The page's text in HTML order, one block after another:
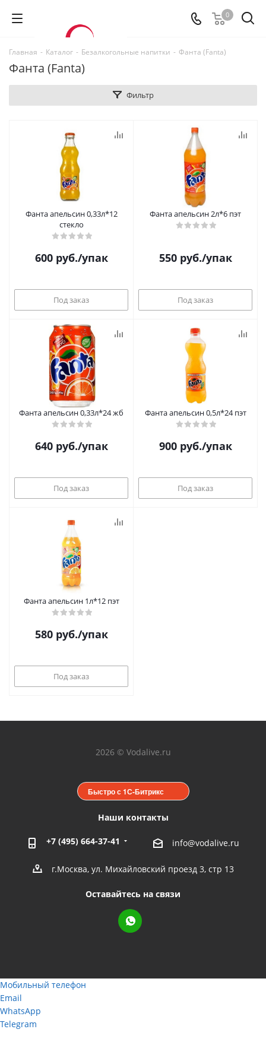
0
Главная - Каталог - Безалкогольные напитки - Фанта (Fanta)
Фанта (Fanta)
Фильтр
Фанта апельсин 0,33л*12
стекло
600руб./упак
Под заказ
Фанта апельсин 2л*6 пэт
550руб./упак
Под заказ
Фанта апельсин 0,33л*24 жб
640руб./упак
Под заказ
Фанта апельсин 0,5л*24 пэт
900руб./упак
Под заказ
Фанта апельсин 1л*12 пэт
580руб./упак
Под заказ
2026 © Vodalive.ru
Быстро с 1С-Битрикс
Наши контакты
+7 (495) 664-37-41 info@vodalive.ru
г.Москва, ул. Михайловский проезд 3, стр 13
Оставайтесь на связи
Мобильный телефон
Email
WhatsApp
Telegram